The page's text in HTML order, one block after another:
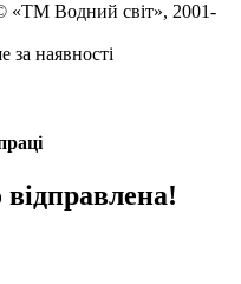
«ТМ Водний світ», 2001-
за наявності